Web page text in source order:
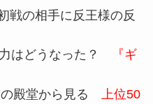
戦の相手に反王様の反
はどうなった？
『ギ
殿堂から見る
上位50